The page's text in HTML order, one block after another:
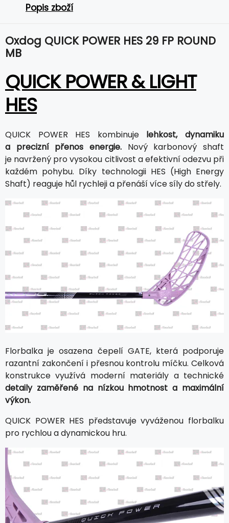
Popis zboží
Oxdog QUICK POWER HES 29 FP ROUND
MB
QUICK POWER & LIGHT
HES
QUICK POWER HES kombinuje lehkost, dynamiku
a precizní přenos energie. Nový karbonový shaft
je navržený pro vysokou citlivost a efektivní odezvu při
každém pohybu. Díky technologii HES (High Energy
Shaft) reaguje hůl rychleji a přenáší více síly do střely.
Florbalka je osazena čepelí GATE, která podporuje
razantní zakončení i přesnou kontrolu míčku. Celková
konstrukce využívá moderní materiály a technické
detaily zaměřené na nízkou hmotnost a maximální
výkon.
QUICK POWER HES představuje vyváženou florbalku
pro rychlou a dynamickou hru.